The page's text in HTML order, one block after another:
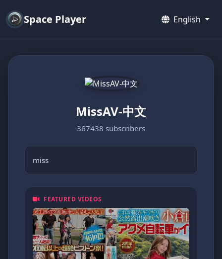
Space Player English
MissAV-中文
367438 subscribers
miss
FEATURED VIDEOS